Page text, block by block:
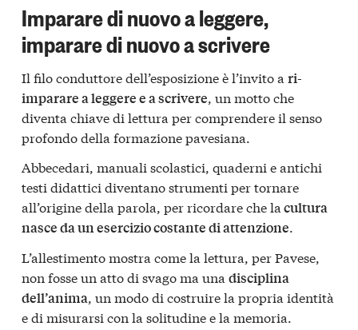
Imparare di nuovo a leggere,
imparare di nuovo a scrivere
Il filo conduttore dell’esposizione è l’invito a ri-
imparare a leggere e a scrivere, un motto che
diventa chiave di lettura per comprendere il senso
profondo della formazione pavesiana.
Abbecedari, manuali scolastici, quaderni e antichi
testi didattici diventano strumenti per tornare
all’origine della parola, per ricordare che la cultura
nasce da un esercizio costante di attenzione.
L’allestimento mostra come la lettura, per Pavese,
non fosse un atto di svago ma una disciplina
dell’anima, un modo di costruire la propria identità
e di misurarsi con la solitudine e la memoria.